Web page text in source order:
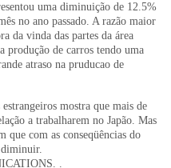
uma diminuição de 12.5%
no ano passado. A razão maior
da vinda das partes da área
produção de carros tendo uma
atraso na pruducao de
mostra que mais de
a trabalharem no Japão. Mas
que com as conseqüências do
diminuir.
.